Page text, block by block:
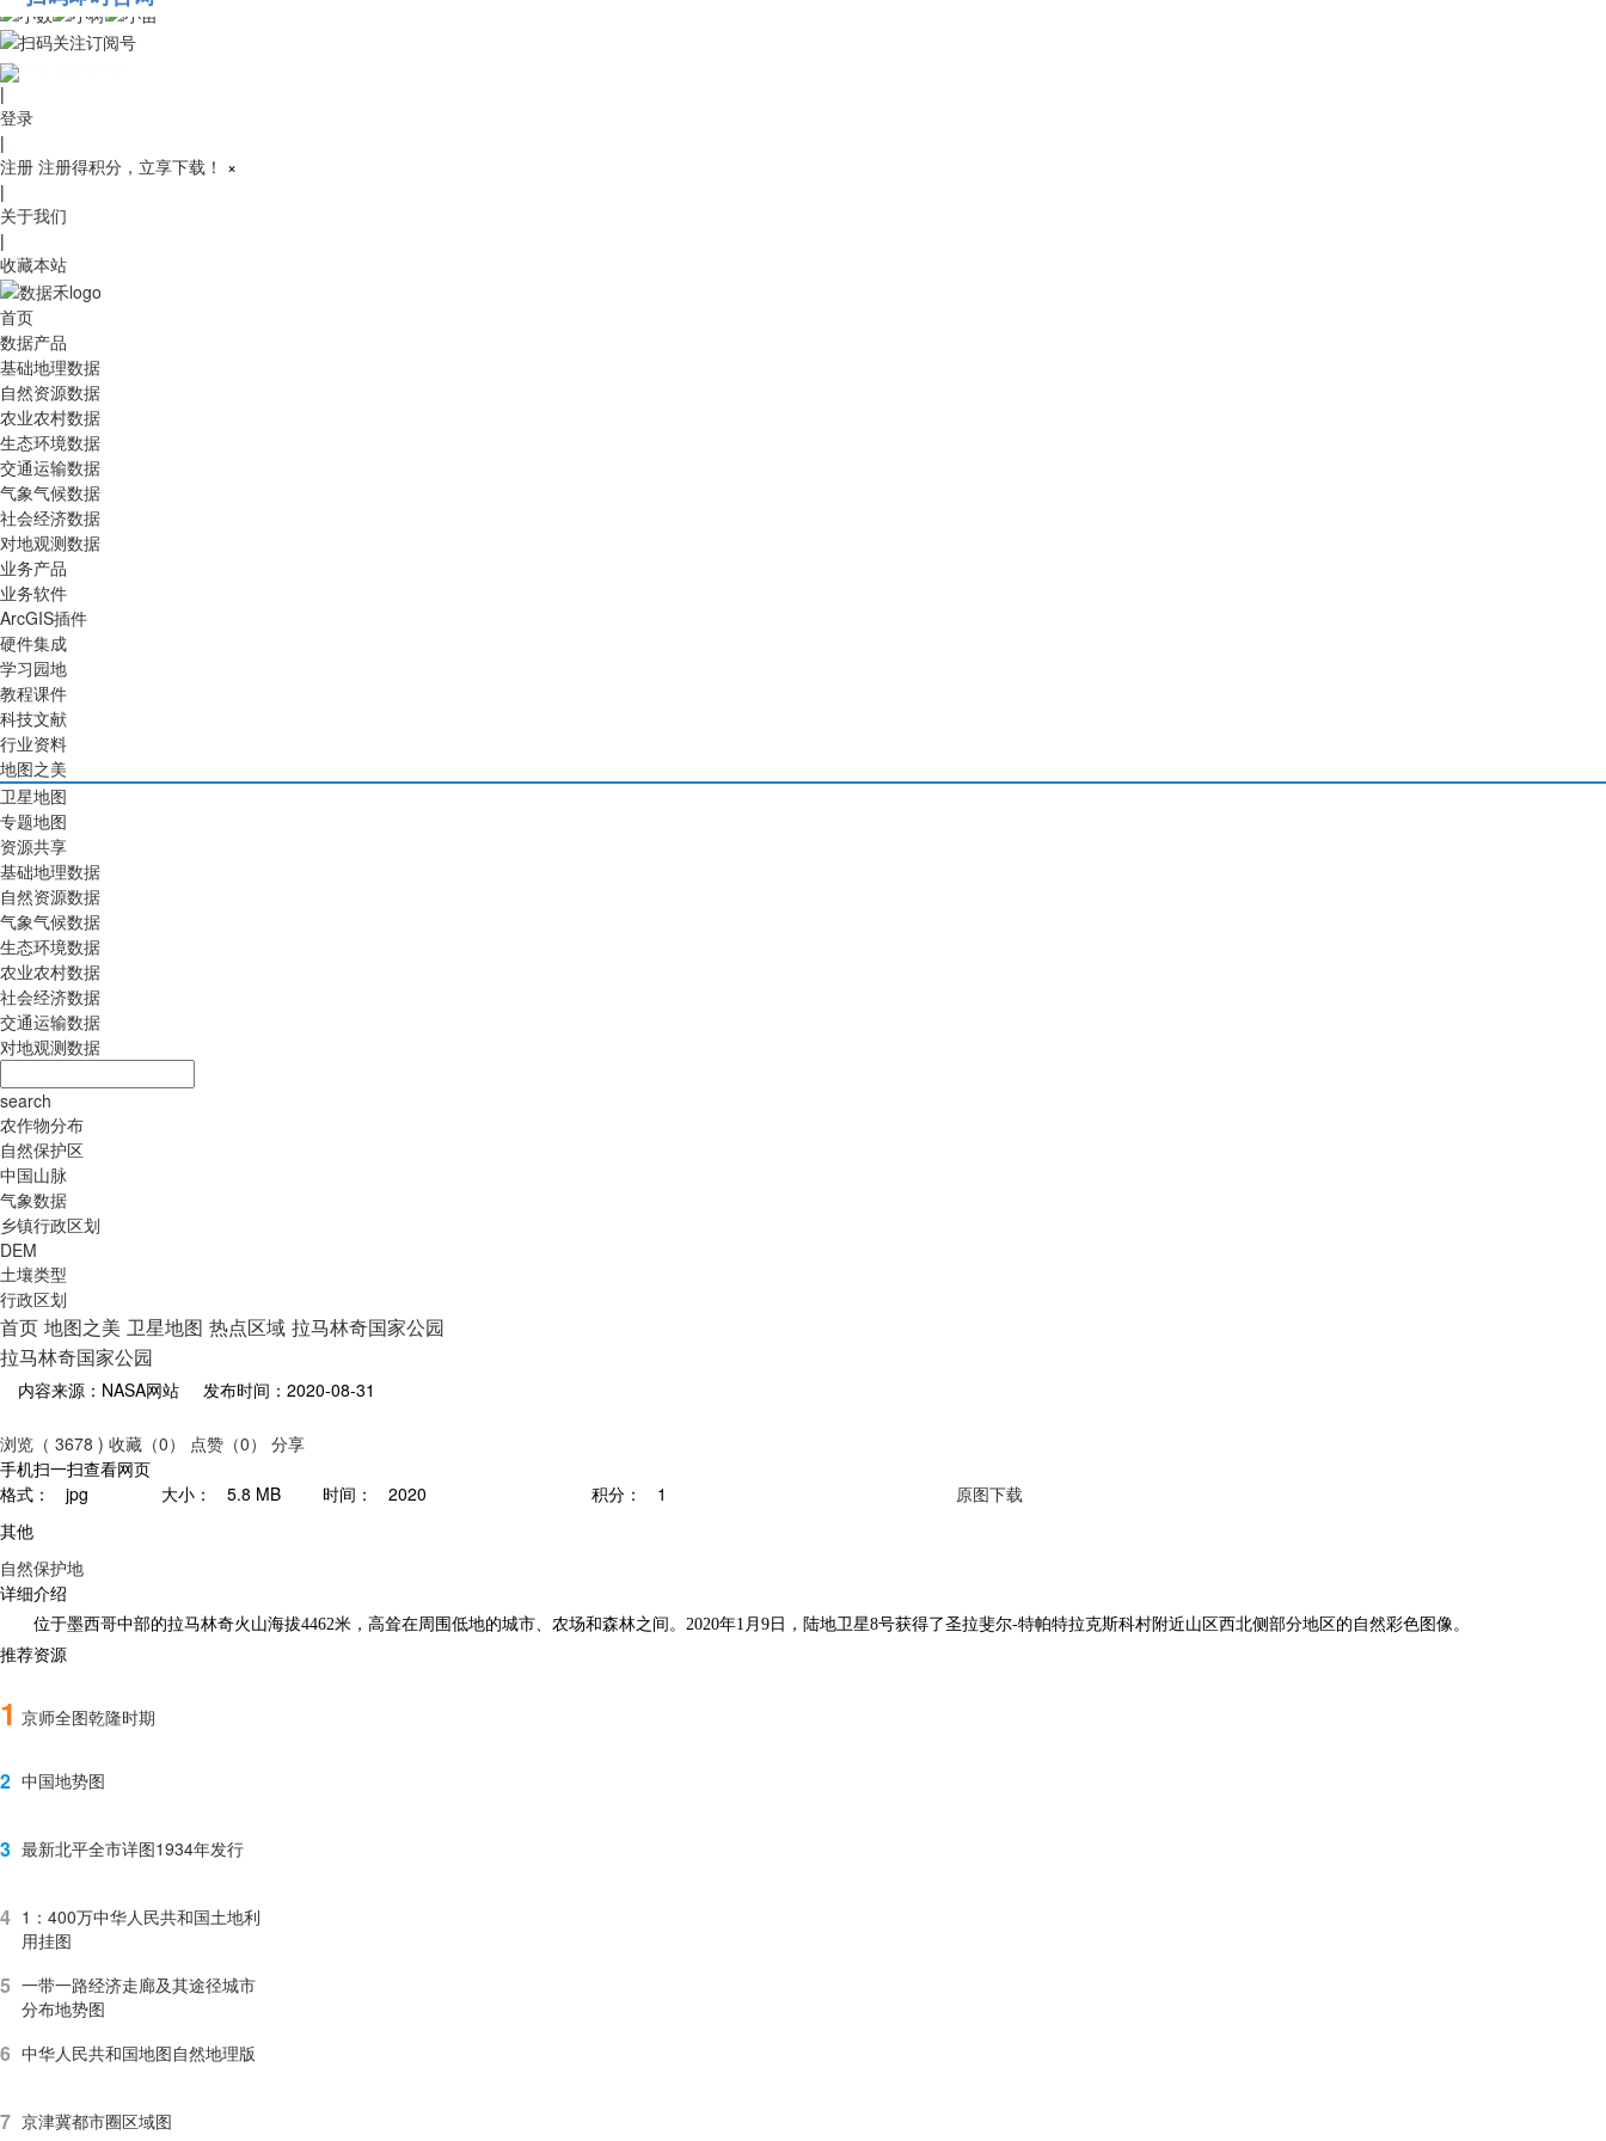
010-53689091
|
登录
|
注册 注册得积分，立享下载！ ×
|
关于我们
|
收藏本站
首页
数据产品
基础地理数据
自然资源数据
农业农村数据
生态环境数据
交通运输数据
气象气候数据
社会经济数据
对地观测数据
业务产品
业务软件
ArcGIS插件
硬件集成
学习园地
教程课件
科技文献
行业资料
地图之美
卫星地图
专题地图
资源共享
基础地理数据
自然资源数据
气象气候数据
生态环境数据
农业农村数据
社会经济数据
交通运输数据
对地观测数据
search
农作物分布
自然保护区
中国山脉
气象数据
乡镇行政区划
DEM
土壤类型
行政区划
首页 地图之美 卫星地图 热点区域 拉马林奇国家公园
拉马林奇国家公园
内容来源：NASA网站 发布时间：2020-08-31
浏览（ 3678 ) 收藏（0） 点赞（0）
分享
手机扫一扫查看网页
格式：
jpg 大小： 5.8 MB 时间： 2020 积分： 1
原图下载
其他
自然保护地
详细介绍
位于墨西哥中部的拉马林奇火山海拔4462米，高耸在周围低地的城市、农场和森林之间。2020年1月9日，陆地卫星8号获得了圣拉斐尔-特帕特拉克斯科村附近山区西北侧部分地区的自然彩色图像。
推荐资源
1 京师全图乾隆时期
2 中国地势图
3 最新北平全市详图1934年发行
4 1：400万中华人民共和国土地利
用挂图
5 一带一路经济走廊及其途径城市
分布地势图
6 中华人民共和国地图自然地理版
7 京津冀都市圈区域图